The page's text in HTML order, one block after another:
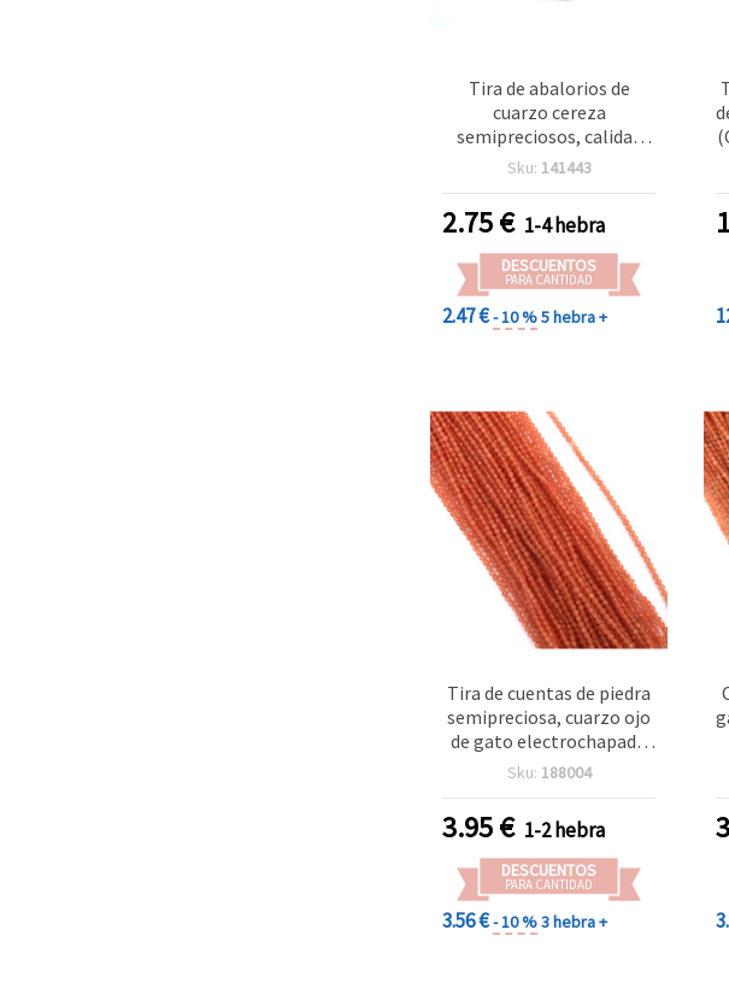
Tira de abalorios de
cuarzo cereza
semipreciosos, calidad
extra, redondos de 8 mm,
bisutería y manualidades
Sku: 141443
2.75€ 1-4 hebra
DESCUENTOS
PARA CANTIDAD
2.47 €- 10 %5 hebra +
Tira de cuentas de piedra
semipreciosa, cuarzo ojo
de gato electrochapado
de color natural, cuentas
3,25 mm, agujero 0,5 mm,
naranja claro (~118 uds.)
Sku: 188004
3.95€ 1-2 hebra
DESCUENTOS
PARA CANTIDAD
3.56 €- 10 %3 hebra +